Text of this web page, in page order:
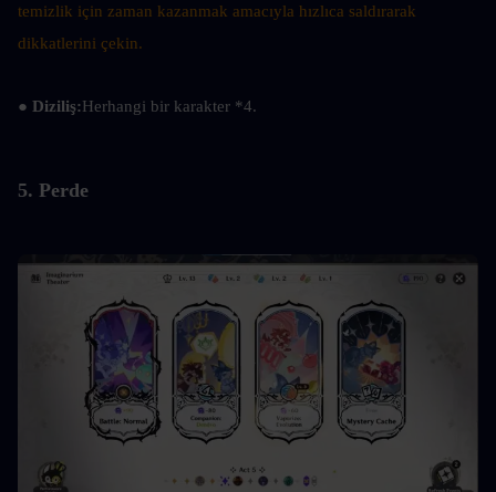
temizlik için zaman kazanmak amacıyla hızlıca saldırarak
dikkatlerini çekin.
● Diziliş:Herhangi bir karakter *4.
5. Perde